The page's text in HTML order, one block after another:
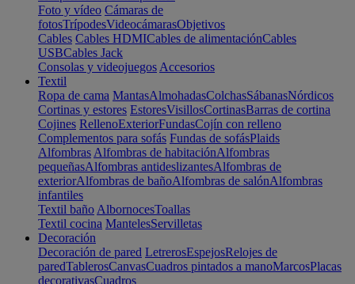
Foto y vídeo Cámaras de
fotosTrípodesVideocámarasObjetivos
Cables Cables HDMICables de alimentaciónCables
USBCables Jack
Consolas y videojuegos Accesorios
Textil
Ropa de cama MantasAlmohadasColchasSábanasNórdicos
Cortinas y estores EstoresVisillosCortinasBarras de cortina
Cojines RellenoExteriorFundasCojín con relleno
Complementos para sofás Fundas de sofásPlaids
Alfombras Alfombras de habitaciónAlfombras
pequeñasAlfombras antideslizantesAlfombras de
exteriorAlfombras de bañoAlfombras de salónAlfombras
infantiles
Textil baño AlbornocesToallas
Textil cocina MantelesServilletas
Decoración
Decoración de pared LetrerosEspejosRelojes de
paredTablerosCanvasCuadros pintados a manoMarcosPlacas
decorativasCuadros